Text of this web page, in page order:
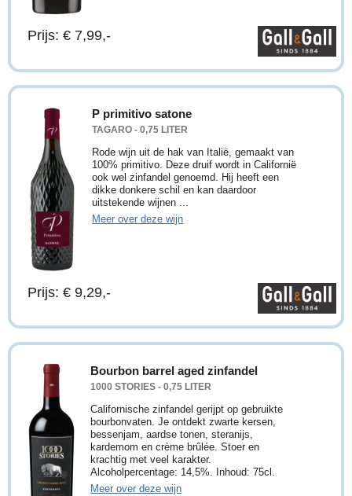
Prijs: € 7,99,-
P primitivo satone
TAGARO - 0,75 LITER
Rode wijn uit de hak van Italië, gemaakt van
100% primitivo. Deze druif wordt in Californië
ook wel zinfandel genoemd. Hij heeft een
dikke donkere schil en kan daardoor
uitstekende wijnen ...
Meer over deze wijn
Prijs: € 9,29,-
Bourbon barrel aged zinfandel
1000 STORIES - 0,75 LITER
Californische zinfandel gerijpt op gebruikte
bourbonvaten. Je ontdekt zwarte kersen,
bessenjam, aardse tonen, steranijs,
kardemom en crème brûlée. Stoer en
krachtig met veel karakter.
Alcoholpercentage: 14,5%. Inhoud: 75cl.
Meer over deze wijn